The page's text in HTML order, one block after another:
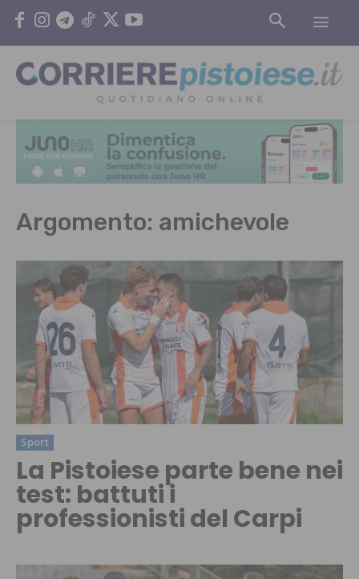
Argomento: amichevole
Sport
La Pistoiese parte bene nei
test: battuti i
professionisti del Carpi